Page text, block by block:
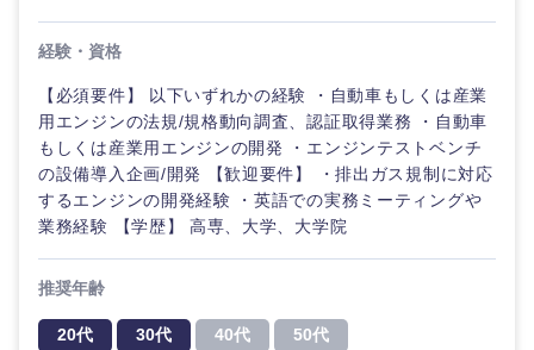
海外
経験・資格
【必須要件】 以下いずれかの経験 ・自動車もしくは産業
用エンジンの法規/規格動向調査、認証取得業務 ・自動車
もしくは産業用エンジンの開発 ・エンジンテストベンチ
の設備導入企画/開発 【歓迎要件】 ・排出ガス規制に対応
するエンジンの開発経験 ・英語での実務ミーティングや
業務経験 【学歴】 高専、大学、大学院
推奨年齢
20代 30代 40代 50代